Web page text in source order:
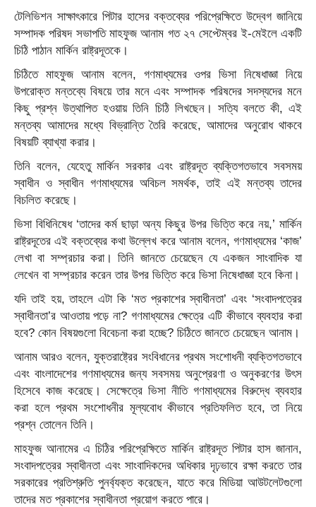
টেলিভিশন সাক্ষাৎকারে পিটার হাসের বক্তব্যের পরিপ্রেক্ষিতে উদ্বেগ জানিয়ে
সম্পাদক পরিষদ সভাপতি মাহফুজ আনাম গত ২৭ সেপ্টেম্বর ই-মেইলে একটি
চিঠি পাঠান মার্কিন রাষ্ট্রদূতকে।
চিঠিতে মাহফুজ আনাম বলেন, গণমাধ্যমের ওপর ভিসা নিষেধাজ্ঞা নিয়ে
উপরোক্ত মন্তব্যে বিষয়ে তার মনে এবং সম্পাদক পরিষদের সদস্যদের মনে
কিছু প্রশ্ন উত্থাপিত হওয়ায় তিনি চিঠি লিখছেন। সত্যি বলতে কী, এই
মন্তব্য আমাদের মধ্যে বিভ্রান্তি তৈরি করেছে, আমাদের অনুরোধ থাকবে
বিষয়টি ব্যাখ্যা করার।
তিনি বলেন, যেহেতু মার্কিন সরকার এবং রাষ্ট্রদূত ব্যক্তিগতভাবে সবসময়
স্বাধীন ও স্বাধীন গণমাধ্যমের অবিচল সমর্থক, তাই এই মন্তব্য তাদের
বিচলিত করেছে।
ভিসা বিধিনিষেধ ‘তাদের কর্ম ছাড়া অন্য কিছুর উপর ভিত্তি করে নয়,’ মার্কিন
রাষ্ট্রদূতের এই বক্তব্যের কথা উল্লেখ করে আনাম বলেন, গণমাধ্যমের ‘কাজ’
লেখা বা সম্প্রচার করা। তিনি জানতে চেয়েছেন যে একজন সাংবাদিক যা
লেখেন বা সম্প্রচার করেন তার উপর ভিত্তি করে ভিসা নিষেধাজ্ঞা হবে কিনা।
যদি তাই হয়, তাহলে এটা কি ‘মত প্রকাশের স্বাধীনতা’ এবং ‘সংবাদপত্রের
স্বাধীনতা’র আওতায় পড়ে না? গণমাধ্যমের ক্ষেত্রে এটি কীভাবে ব্যবহার করা
হবে? কোন বিষয়গুলো বিবেচনা করা হচ্ছে? চিঠিতে জানতে চেয়েছেন আনাম।
আনাম আরও বলেন, যুক্তরাষ্ট্রের সংবিধানের প্রথম সংশোধনী ব্যক্তিগতভাবে
এবং বাংলাদেশের গণমাধ্যমের জন্য সবসময় অনুপ্রেরণা ও অনুকরণের উৎস
হিসেবে কাজ করেছে। সেক্ষেত্রে ভিসা নীতি গণমাধ্যমের বিরুদ্ধে ব্যবহার
করা হলে প্রথম সংশোধনীর মূল্যবোধ কীভাবে প্রতিফলিত হবে, তা নিয়ে
প্রশ্ন তোলেন তিনি।
মাহফুজ আনামের এ চিঠির পরিপ্রেক্ষিতে মার্কিন রাষ্ট্রদূত পিটার হাস জানান,
সংবাদপত্রের স্বাধীনতা এবং সাংবাদিকদের অধিকার দৃঢ়ভাবে রক্ষা করতে তার
সরকারের প্রতিশ্রুতি পুনর্ব্যক্ত করেছেন, যাতে করে মিডিয়া আউটলেটগুলো
তাদের মত প্রকাশের স্বাধীনতা প্রয়োগ করতে পারে।